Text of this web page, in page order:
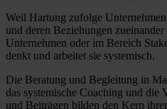
Weil Hartung zufolge
und deren Beziehungen
Unternehmen oder im Bereich
denkt und arbeitet sie systemisch.
Die Beratung und Begleitung in
das systemische Coaching und
und Beiträgen bilden den Kern